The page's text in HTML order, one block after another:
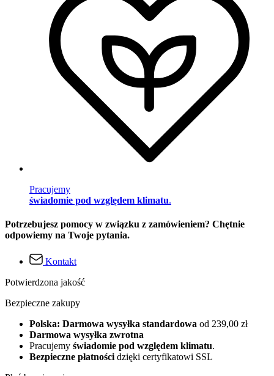
Pracujemy
świadomie pod względem klimatu.
Potrzebujesz pomocy w związku z zamówieniem? Chętnie
odpowiemy na Twoje pytania.
Kontakt
Potwierdzona jakość
Bezpieczne zakupy
Polska: Darmowa wysyłka standardowa od 239,00 zł
Darmowa wysyłka zwrotna
Pracujemy świadomie pod względem klimatu.
Bezpieczne płatnościdzięki certyfikatowi SSL